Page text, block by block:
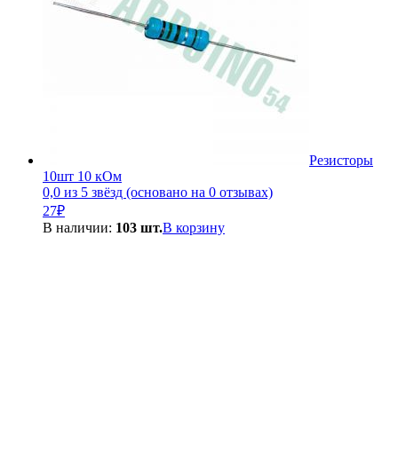
Резисторы
10шт 10 кОм
0,0 из 5 звёзд (основано на 0 отзывах)
27₽
В наличии: 103 шт.В корзину